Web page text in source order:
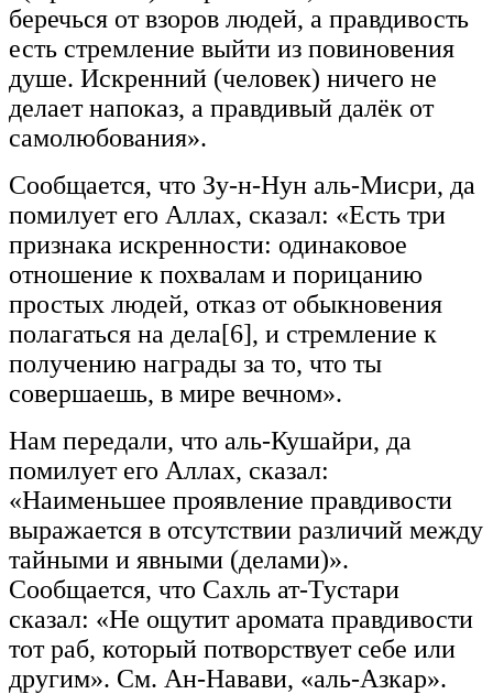
беречься от взоров людей, а правдивость
есть стремление выйти из повиновения
душе. Искренний (человек) ничего не
делает напоказ, а правдивый далёк от
самолюбования».
Сообщается, что Зу-н-Нун аль-Мисри, да
помилует его Аллах, сказал: «Есть три
признака искренности: одинаковое
отношение к похвалам и порицанию
простых людей, отказ от обыкновения
полагаться на дела[6], и стремление к
получению награды за то, что ты
совершаешь, в мире вечном».
Нам передали, что аль-Кушайри, да
помилует его Аллах, сказал:
«Наименьшее проявление правдивости
выражается в отсутствии различий между
тайными и явными (делами)».
Сообщается, что Сахль ат-Тустари
сказал: «Не ощутит аромата правдивости
тот раб, который потворствует себе или
другим». См. Ан-Навави, «аль-Азкар».